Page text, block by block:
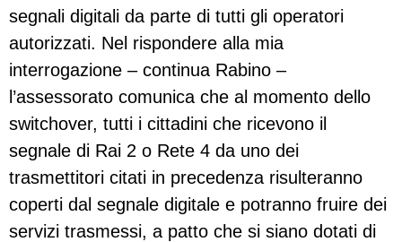
segnali digitali da parte di tutti gli operatori
autorizzati. Nel rispondere alla mia
interrogazione – continua Rabino –
l’assessorato comunica che al momento dello
switchover, tutti i cittadini che ricevono il
segnale di Rai 2 o Rete 4 da uno dei
trasmettitori citati in precedenza risulteranno
coperti dal segnale digitale e potranno fruire dei
servizi trasmessi, a patto che si siano dotati di